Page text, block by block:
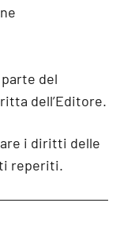
del
dell’Editore.
i diritti delle
reperiti.